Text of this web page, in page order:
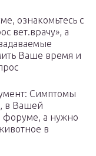
ознакомьтесь с
вет.врачу», а
Ваше время и
Симптомы
в Вашей
форуме, а нужно
в